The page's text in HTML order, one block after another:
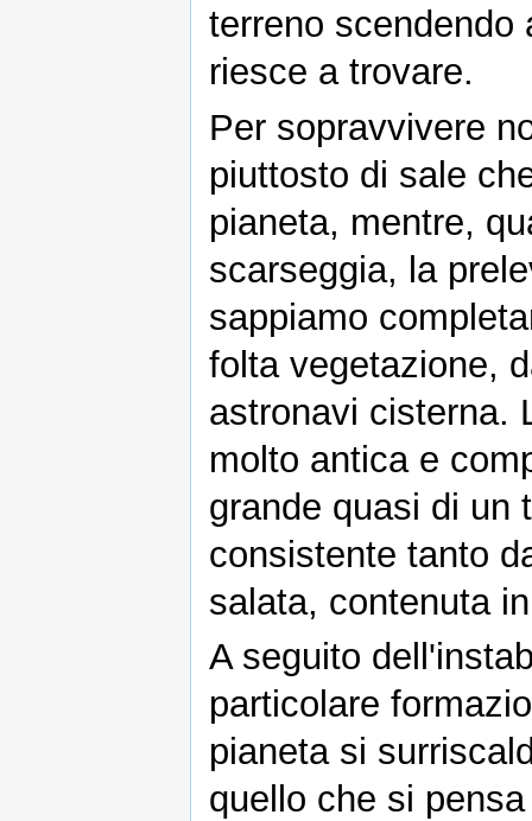
terreno scendendo
riesce a trovare.
Per sopravvivere
piuttosto di sale
pianeta, mentre,
scarseggia, la
sappiamo
folta vegetazione,
astronavi cisterna.
molto antica e
grande quasi di un
consistente tanto
salata, contenuta
A seguito
particolare
pianeta si
quello che si